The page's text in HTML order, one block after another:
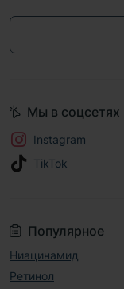
Популярное
Ниацинамид
Ретинол
Мы в соцсетях
Instagram
TikTok